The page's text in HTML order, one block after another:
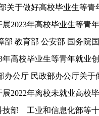
关于做好高校毕业生等
2023年高校毕业生等青
教育部 公安部 国务院
年高校毕业生等青年就业
办公厅 民政部办公厅关
2022年离校未就业高校
部 工业和信息化部等十